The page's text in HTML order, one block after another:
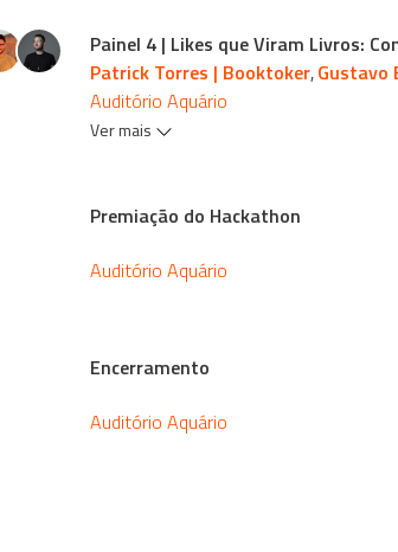
Painel 4 | Likes que Viram Livros:
Patrick Torres | Booktoker,Gustavo
Auditório Aquário
Ver mais
Premiação do Hackathon
Auditório Aquário
Encerramento
Auditório Aquário